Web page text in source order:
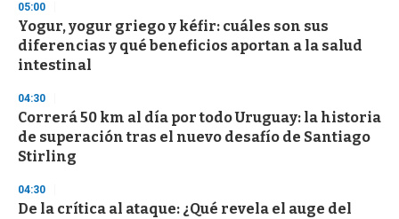
3
s
e
c
o
d
s
05:00
Yogur, yogur griego y kéfir: cuáles son sus
diferencias y qué beneficios aportan a la salud
intestinal
04:30
Correrá 50 km al día por todo Uruguay: la historia
de superación tras el nuevo desafío de Santiago
Stirling
04:30
De la crítica al ataque: ¿Qué revela el auge del